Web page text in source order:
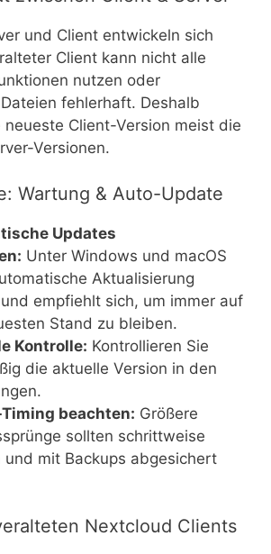
und Client entwickeln sich
Client kann nicht alle
nutzen oder
fehlerhaft. Deshalb
Client-Version meist die
Versionen.
Wartung & Auto-Update
Updates
Unter Windows und macOS
Aktualisierung
empfiehlt sich, um immer auf
Stand zu bleiben.
Kontrolle: Kontrollieren Sie
die aktuelle Version in den
beachten: Größere
sollten schrittweise
und mit Backups abgesichert
Nextcloud Clients